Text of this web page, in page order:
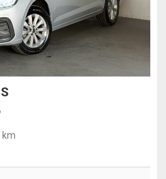
km